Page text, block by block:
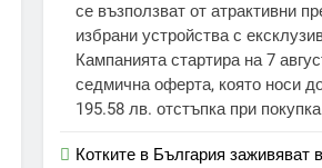
се възползват от атрактивни
избрани устройства с
Кампанията стартира на 7
седмична оферта, която носи
195.58 лв. отстъпка при
Котките в България заживяват